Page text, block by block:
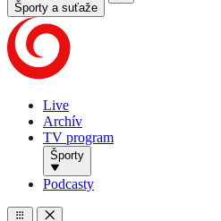
Športy a suťaže
Live
Archív
TV program
Športy
Podcasty